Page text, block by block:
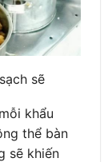
sẽ
khẩu
thể bàn
sẽ khiến